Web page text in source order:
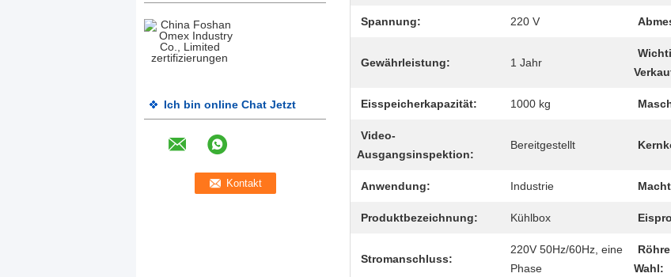
Ich bin online Chat Jetzt
Spannung: 220 V
Gewährleistung: 1 Jahr
Eisspeicherkapazität: 1000 kg
Video-
Ausgangsinspektion:
Bereitgestellt
Anwendung: Industrie
Produktbezeichnung: Kühlbox
Stromanschluss:
220V 50Hz/60Hz, eine
Phase
Wahl: